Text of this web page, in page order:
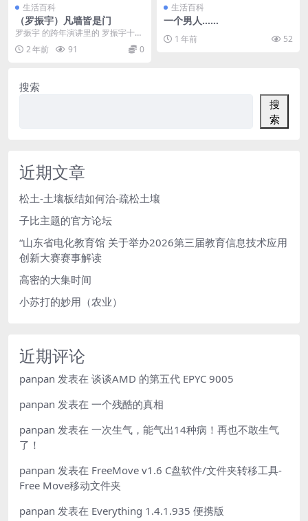
生活百科
（罗振宇）凡墙皆是门
罗振宇 的跨年演讲里的 罗振宇十周
年跨年演讲，叫“来自未来的好消息”
2 年前 91 0
生活百科
一个男人……
1 年前 52
搜索
搜
索
近期文章
松土-土壤板结如何治-疏松土壤
子比主题的官方论坛
“山东省电化教育馆 关于举办2026第三届教育信息技术应用
创新大赛赛事解读
高密的大集时间
小苏打的妙用（农业）
近期评论
panpan 发表在 谈谈AMD 的第五代 EPYC 9005
panpan 发表在 一个残酷的真相
panpan 发表在 一次生气，能气出14种病！再也不敢生气
了！
panpan 发表在 FreeMove v1.6 C盘软件/文件夹转移工具-
Free Move移动文件夹
panpan 发表在 Everything 1.4.1.935 便携版